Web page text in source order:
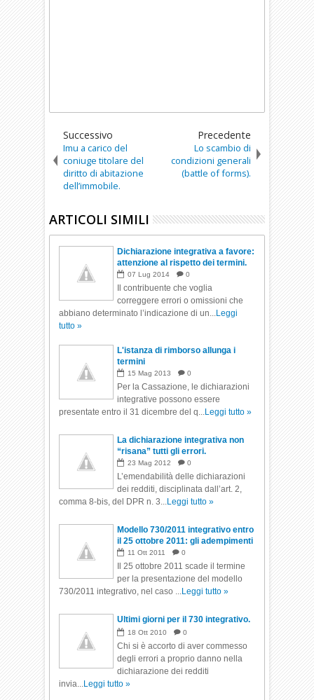
Successivo
Imu a carico del
coniuge titolare del
diritto di abitazione
dell’immobile.
Precedente
Lo scambio di
condizioni generali
(battle of forms).
ARTICOLI SIMILI
Dichiarazione integrativa a favore:
attenzione al rispetto dei termini.
07 Lug 2014 0
Il contribuente che voglia
correggere errori o omissioni che
abbiano determinato l’indicazione di un...Leggi
tutto »
L'istanza di rimborso allunga i
termini
15 Mag 2013 0
Per la Cassazione, le dichiarazioni
integrative possono essere
presentate entro il 31 dicembre del q...Leggi tutto »
La dichiarazione integrativa non
“risana” tutti gli errori.
23 Mag 2012 0
L’emendabilità delle dichiarazioni
dei redditi, disciplinata dall’art. 2,
comma 8-bis, del DPR n. 3...Leggi tutto »
Modello 730/2011 integrativo entro
il 25 ottobre 2011: gli adempimenti
dell’intermediario.
11 Ott 2011 0
Il 25 ottobre 2011 scade il termine
per la presentazione del modello
730/2011 integrativo, nel caso ...Leggi tutto »
Ultimi giorni per il 730 integrativo.
18 Ott 2010 0
Chi si è accorto di aver commesso
degli errori a proprio danno nella
dichiarazione dei redditi
invia...Leggi tutto »